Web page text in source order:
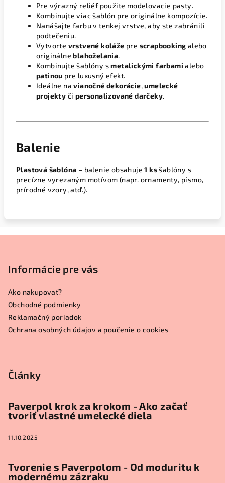
Pre výrazný reliéf použite modelovacie pasty.
Kombinujte viac šablón pre originálne kompozície.
Nanášajte farbu v tenkej vrstve, aby ste zabránili
podtečeniu.
Vytvorte vrstvené koláže pre scrapbooking alebo
originálneblahoželania.
Kombinujte šablóny smetalickými farbami alebo
patinou pre luxusný efekt.
Ideálne navianočné dekorácie,umelecké
projekty či personalizované darčeky.
Balenie
Plastová šablóna – balenie obsahuje1 ksšablóny s
precízne vyrezaným motívom (napr. ornamenty, písmo,
prírodné vzory, atď.).
Informácie pre vás
Ako nakupovať?
Obchodné podmienky
Reklamačný poriadok
Ochrana osobných údajov a poučenie o cookies
Články
Paverpol krok za krokom - Ako začať
tvoriť vlastné umelecké diela
11.10.2025
Tvorenie s Paverpolom - Od moduritu k
modernému zázraku